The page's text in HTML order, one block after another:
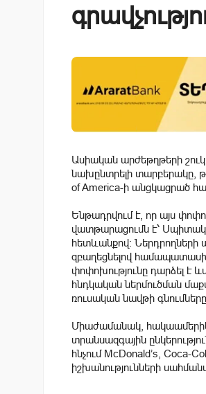
Ասիական արժեթղթերի
նախընտրելի տարբերակը,
of America-ի անցկացրած
Ենթադրվում է, որ այս
վատթարացումն է՝
հետևանքով։
զբաղեցնելով
փոփոխությունը դարձել է
հնդկական ներմուծման
ռուսական նավթի
Միաժամանակ,
տրանսազգային
հնչում McDonald’s, Coca-
իշխանությունների